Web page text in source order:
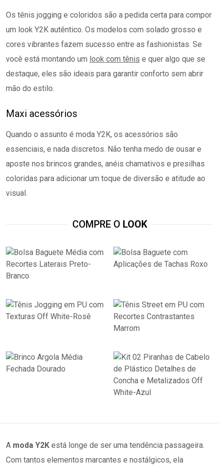
Os tênis jogging e coloridos são a pedida certa para compor
um look Y2K autêntico. Os modelos com solado grosso e
cores vibrantes fazem sucesso entre as fashionistas. Se
você está montando um look com tênis e quer algo que se
destaque, eles são ideais para garantir conforto sem abrir
mão do estilo.
Maxi acessórios
Quando o assunto é moda Y2K, os acessórios são
essenciais, e nada discretos. Não tenha medo de ousar e
aposte nos brincos grandes, anéis chamativos e presilhas
coloridas para adicionar um toque de diversão e atitude ao
visual.
COMPRE O LOOK
A moda Y2K está longe de ser uma tendência passageira.
Com tantos elementos marcantes e nostálgicos, ela